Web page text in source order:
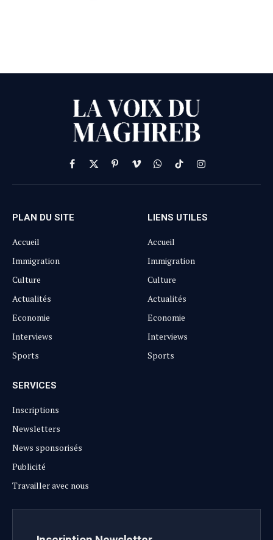
Facebook
X
(Twitter)
PinterestVimeoWhatsApp
TikTokInstagram
PLAN DU SITE
Accueil
Immigration
Culture
Actualités
Economie
Interviews
Sports
LIENS UTILES
Accueil
Immigration
Culture
Actualités
Economie
Interviews
Sports
SERVICES
Inscriptions
Newsletters
News sponsorisés
Publicité
Travailler avec nous